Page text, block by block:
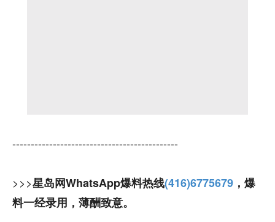
---------------------------------------------
>>>星岛网WhatsApp爆料热线(416)6775679 ，爆
料一经录用，薄酬致意。